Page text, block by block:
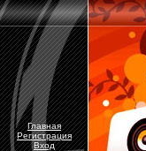
Главная
Регистрация
Вход